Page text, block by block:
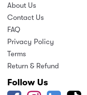
About Us
Contact Us
FAQ
Privacy Policy
Terms
Return & Refund
Follow Us